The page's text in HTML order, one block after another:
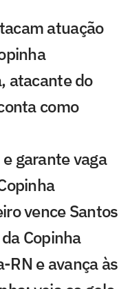
atuação
atacante do
como
garante vaga
vence Santos
Copinha
RN e avança às